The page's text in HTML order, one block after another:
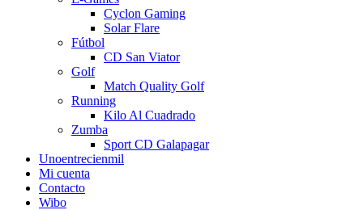
Cyclon Gaming
Solar Flare
Fútbol
CD San Viator
Golf
Match Quality Golf
Running
Kilo Al Cuadrado
Zumba
Sport CD Galapagar
Unoentrecienmil
Mi cuenta
Contacto
Wibo